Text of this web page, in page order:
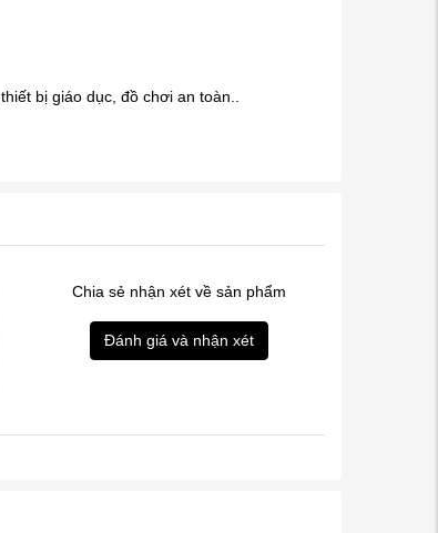
bị giáo dục, đồ chơi an toàn..
Chia sẻ nhận xét về sản phẩm
Đánh giá và nhận xét